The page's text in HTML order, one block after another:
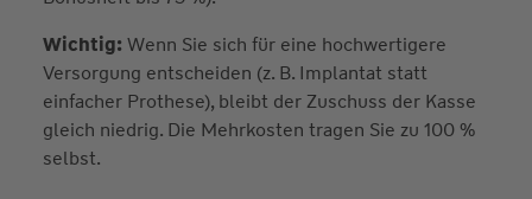
Wichtig: Wenn Sie sich für eine hochwertigere
Versorgung entscheiden (z. B. Implantat statt
einfacher Prothese), bleibt der Zuschuss der Kasse
gleich niedrig. Die Mehrkosten tragen Sie zu 100 %
selbst.